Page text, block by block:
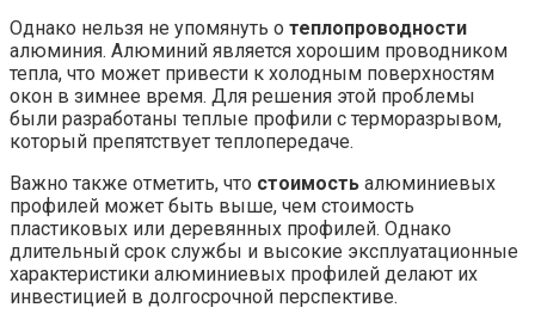
Однако нельзя не упомянуть о теплопроводности
алюминия. Алюминий является хорошим проводником
тепла, что может привести к холодным поверхностям
окон в зимнее время. Для решения этой проблемы
были разработаны теплые профили с терморазрывом,
который препятствует теплопередаче.
Важно также отметить, что стоимость алюминиевых
профилей может быть выше, чем стоимость
пластиковых или деревянных профилей. Однако
длительный срок службы и высокие эксплуатационные
характеристики алюминиевых профилей делают их
инвестицией в долгосрочной перспективе.